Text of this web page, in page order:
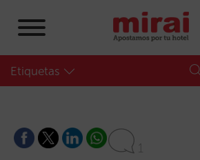
Etiquetas
1